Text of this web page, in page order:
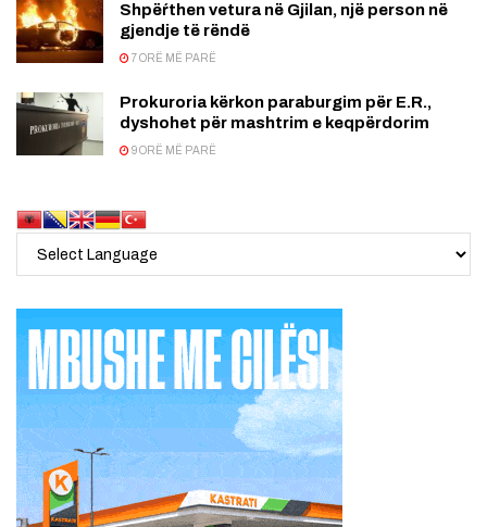
Shpëŕthen vetura në Gjilan, një person në
gjendje të rëndë
7 ORË MË PARË
Prokuroria kërkon paraburgim për E.R.,
dyshohet për mashtrim e keqpërdorim
9 ORË MË PARË